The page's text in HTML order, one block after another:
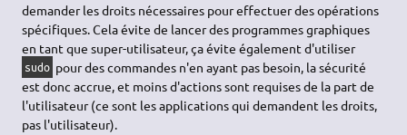
demander les droits nécessaires pour effectuer des opérations
spécifiques. Cela évite de lancer des programmes graphiques
en tant que super-utilisateur, ça évite également d'utiliser
sudo pour des commandes n'en ayant pas besoin, la sécurité
est donc accrue, et moins d'actions sont requises de la part de
l'utilisateur (ce sont les applications qui demandent les droits,
pas l'utilisateur).